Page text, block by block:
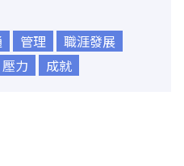
管理
職涯發展
壓力 成就